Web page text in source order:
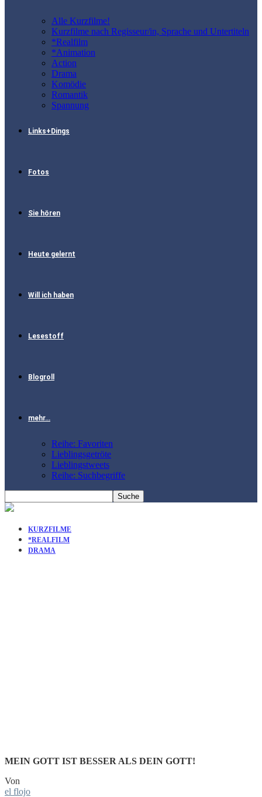
Alle Kurzfilme!
Kurzfilme nach Regisseur/in, Sprache und Untertiteln
*Realfilm
*Animation
Action
Drama
Komödie
Romantik
Spannung
Links+Dings
Fotos
Sie hören
Heute gelernt
Will ich haben
Lesestoff
Blogroll
mehr…
Reihe: Favoriten
Lieblingsgetröte
Lieblingstweets
Reihe: Suchbegriffe
KURZFILME
*REALFILM
DRAMA
MEIN GOTT IST BESSER ALS DEIN GOTT!
Von
el flojo